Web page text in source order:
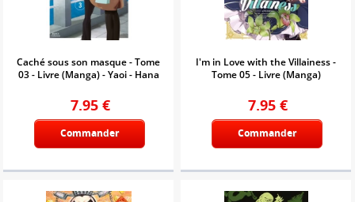
Caché sous son masque - Tome
03 - Livre (Manga) - Yaoi - Hana
7.95 €
Commander
I'm in Love with the Villainess -
Tome 05 - Livre (Manga)
7.95 €
Commander